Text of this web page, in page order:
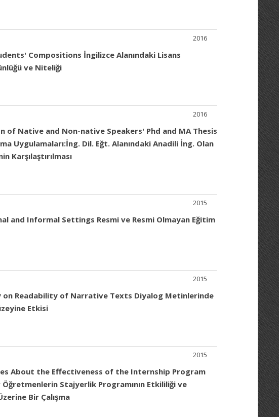
2016
Compositions İngilizce Alanındaki Lisans
ve Niteliği
2016
of Native and Non-native Speakers' Phd and MA Thesis
Uygulamaları:İng. Dil. Eğt. Alanındaki Anadili İng. Olan
Karşılaştırılması
2015
and Informal Settings Resmi ve Resmi Olmayan Eğitim
2015
Readability of Narrative Texts Diyalog Metinlerinde
Etkisi
2015
About the Effectiveness of the Internship Program
Stajyerlik Programının Etkililiği ve
Bir Çalışma